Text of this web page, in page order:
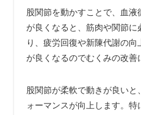
股関節を動かすことで、血
が良くなると、筋肉や関節
り、疲労回復や新陳代謝の
が良くなるのでむくみの改善
股関節が柔軟で動きが良い
ォーマンスが向上します。特